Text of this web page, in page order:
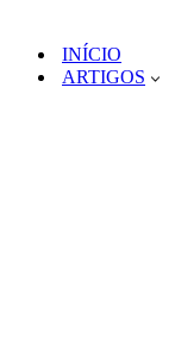
INÍCIO
ARTIGOS